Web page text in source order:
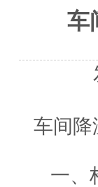
车
车间降
一、